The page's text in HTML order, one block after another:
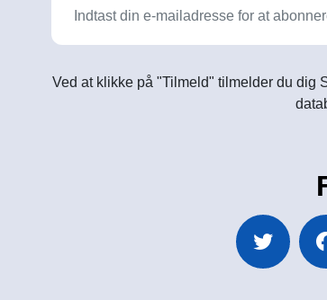
Ved at klikke på "Tilmeld" tilmelder du dig